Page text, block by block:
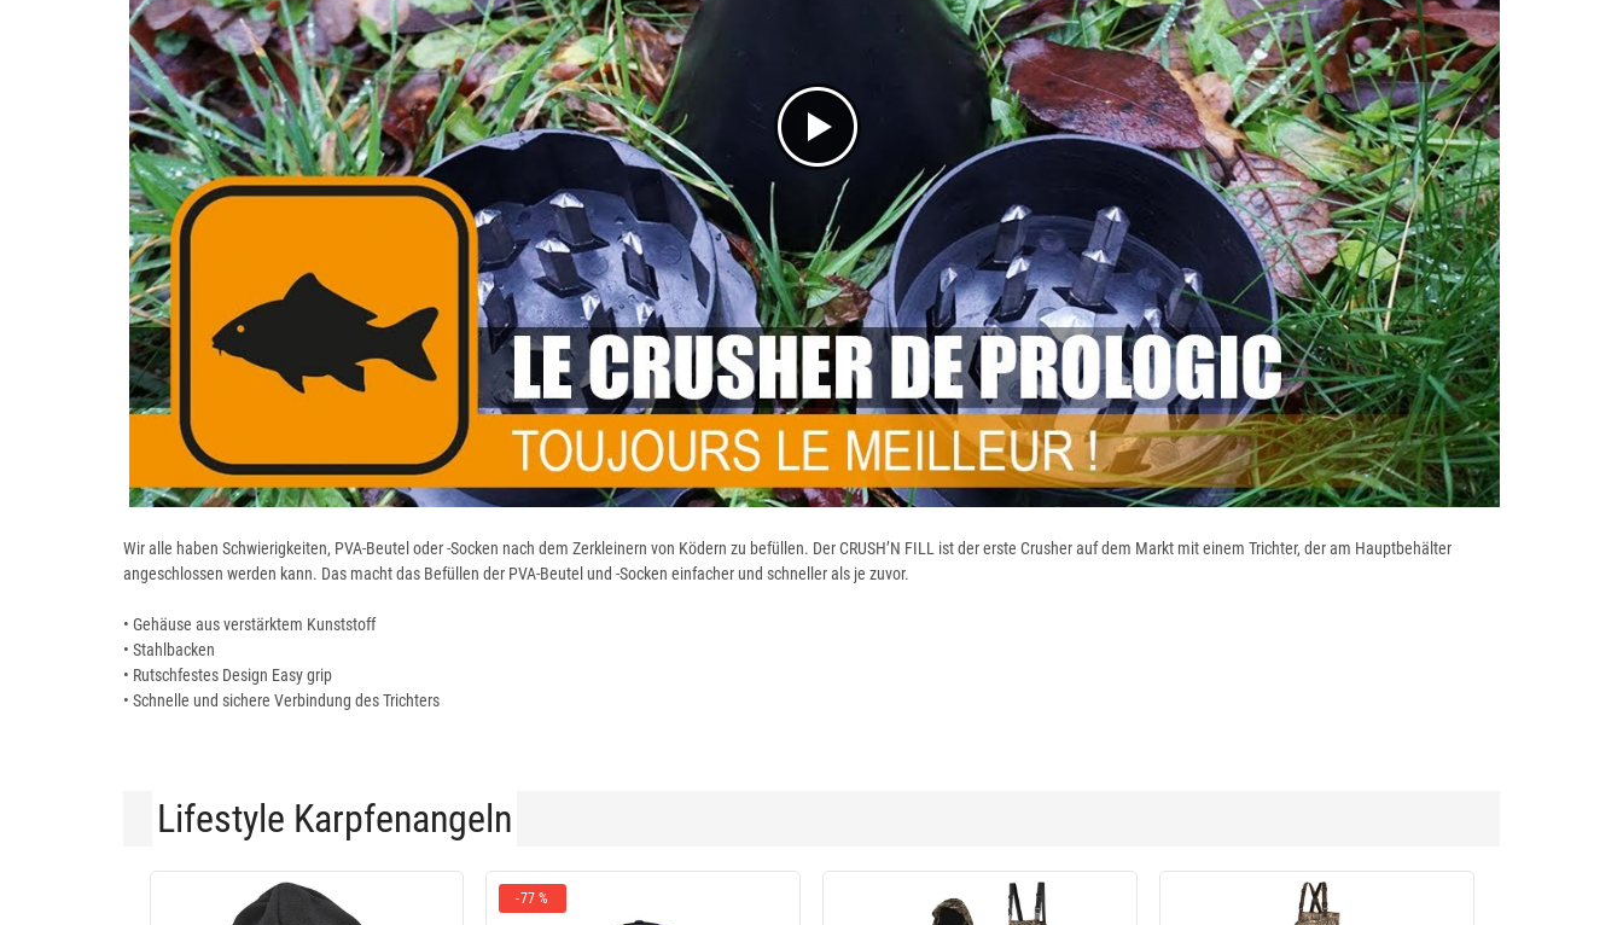
Wir alle haben Schwierigkeiten, PVA-Beutel oder -Socken nach dem Zerkleinern von Ködern zu befüllen. Der CRUSH’N FILL ist der erste Crusher auf dem Markt mit einem Trichter, der am Hauptbehälter
angeschlossen werden kann. Das macht das Befüllen der PVA-Beutel und -Socken einfacher und schneller als je zuvor.
• Gehäuse aus verstärktem Kunststoff
• Stahlbacken
• Rutschfestes Design Easy grip
• Schnelle und sichere Verbindung des Trichters
Lifestyle Karpfenangeln
-77 %